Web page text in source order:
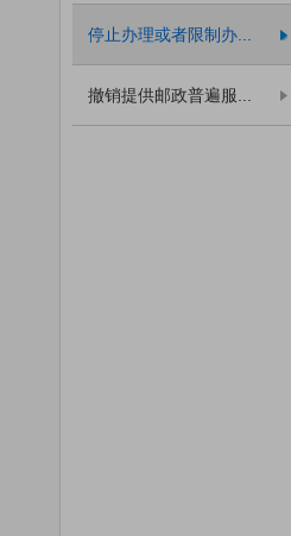
停止办理或者限制办...
撤销提供邮政普遍服...